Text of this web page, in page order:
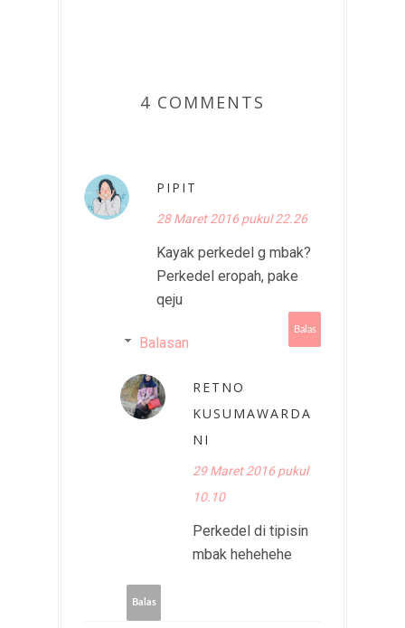
4 COMMENTS
PIPIT
28 Maret 2016 pukul 22.26
Kayak perkedel g mbak?
Perkedel eropah, pake
qeju
Balas
Balasan
RETNO
KUSUMAWARDA
NI
29 Maret 2016 pukul
10.10
Perkedel di tipisin
mbak hehehehe
Balas